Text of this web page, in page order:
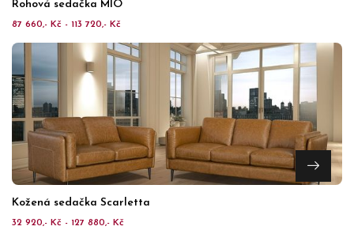
Rohová sedačka MIO
87 660,- Kč - 113 720,- Kč
Kožená sedačka Scarletta
32 920,- Kč - 127 880,- Kč